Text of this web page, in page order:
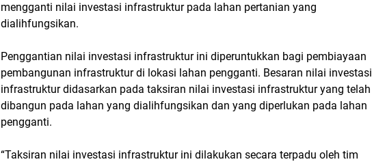
mengganti nilai investasi infrastruktur pada lahan pertanian yang
dialihfungsikan.
Penggantian nilai investasi infrastruktur ini diperuntukkan bagi pembiayaan
pembangunan infrastruktur di lokasi lahan pengganti. Besaran nilai investasi
infrastruktur didasarkan pada taksiran nilai investasi infrastruktur yang telah
dibangun pada lahan yang dialihfungsikan dan yang diperlukan pada lahan
pengganti.
“Taksiran nilai investasi infrastruktur ini dilakukan secara terpadu oleh tim